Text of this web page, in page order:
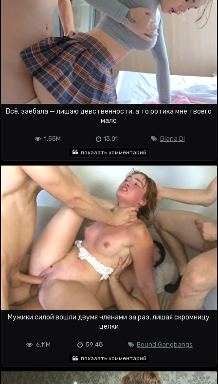
Всё, заебала — лишаю девственности, а то ротика мне твоего
мало
Diana Di
13:01
1.55M
показать комментарий
Мужики силой вошли двумя членами за раз, лишая скромницу
целки
Bound Gangbangs
59:48
6.11M
показать комментарий